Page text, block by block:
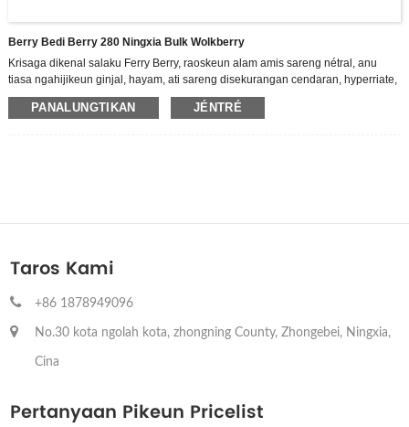
Berry Bedi Berry 280 Ningxia Bulk Wolkberry
Krisaga dikenal salaku Ferry Berry, raoskeun alam amis sareng nétral, anu
tiasa ngahijikeun ginjal, hayam, ati sareng disekurangan cendaran, hyperriate,
hyperdrastosis sareng kakurangan
Urang mangrupikeun édisi tinggi-téknologi tinggi intral R & D, produksi sareng
PANALUNGTIKAN JÉNTRÉ
Taros Kami
+86 1878949096
No.30 kota ngolah kota, zhongning County, Zhongebei, Ningxia,
Cina
Pertanyaan Pikeun Pricelist